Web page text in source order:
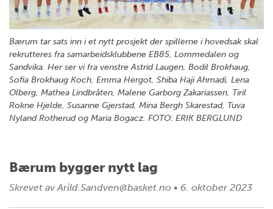
Bærum tar sats inn i et nytt prosjekt der spillerne i hovedsak skal
rekrutteres fra samarbeidsklubbene EB85, Lommedalen og
Sandvika. Her ser vi fra venstre Astrid Laugen, Bodil Brokhaug,
Sofia Brokhaug Koch, Emma Hergot, Shiba Haji Ahmadi, Lena
Olberg, Mathea Lindbråten, Malene Garborg Zakariassen, Tiril
Rokne Hjelde, Susanne Gjerstad, Mina Bergh Skarestad, Tuva
Nyland Rotherud og Maria Bogacz. FOTO: ERIK BERGLUND
Bærum bygger nytt lag
Skrevet av Arild.Sandven@basket.no • 6. oktober 2023